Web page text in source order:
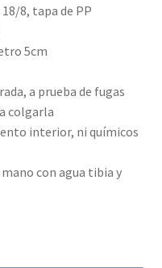
8, tapa de PP
5cm
a prueba de fugas
colgarla
interior, ni químicos
con agua tibia y